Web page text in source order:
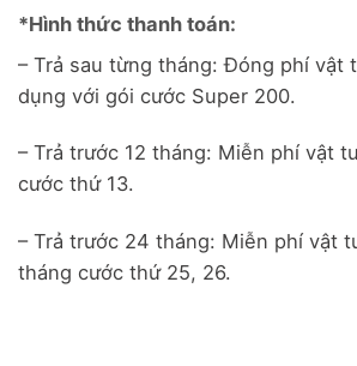
*Hình thức thanh toán:
– Trả sau từng tháng: Đóng phí vật
dụng với gói cước Super 200.
– Trả trước 12 tháng: Miễn phí vật
cước thứ 13.
– Trả trước 24 tháng: Miễn phí vật
tháng cước thứ 25, 26.